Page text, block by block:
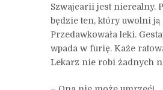
Szwajcarii jest nierealny.
będzie ten, który uwolni ją
Przedawkowała leki.
wpada w furię. Każe
Lekarz nie robi żadnych